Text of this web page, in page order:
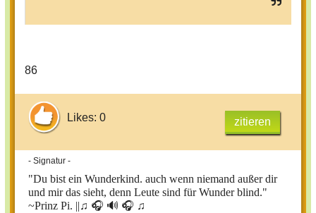
86
Likes: 0 zitieren
- Signatur -
"Du bist ein Wunderkind. auch wenn niemand außer dir
und mir das sieht, denn Leute sind für Wunder blind."
~Prinz Pi. ||♫ 🎧 🔊 🎧 ♫